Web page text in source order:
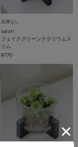
在庫なし
salut!
フェイクグリーンテラリウムス
リム
¥770